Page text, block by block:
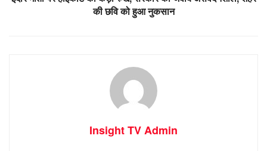
की छवि को हुआ नुकसान
Insight TV Admin